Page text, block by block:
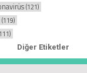
(121)
(119)
Diğer Etiketler